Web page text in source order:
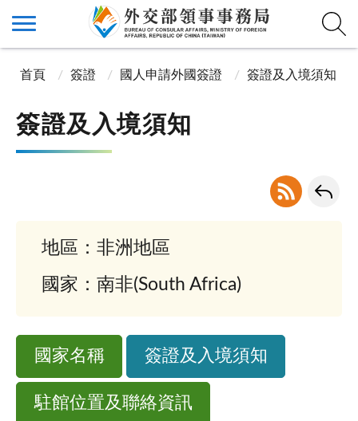
首頁 簽證 國人申請外國簽證 簽證及入境須知
簽證及入境須知
地區：非洲地區
國家：南非(South Africa)
國家名稱 簽證及入境須知
駐館位置及聯絡資訊